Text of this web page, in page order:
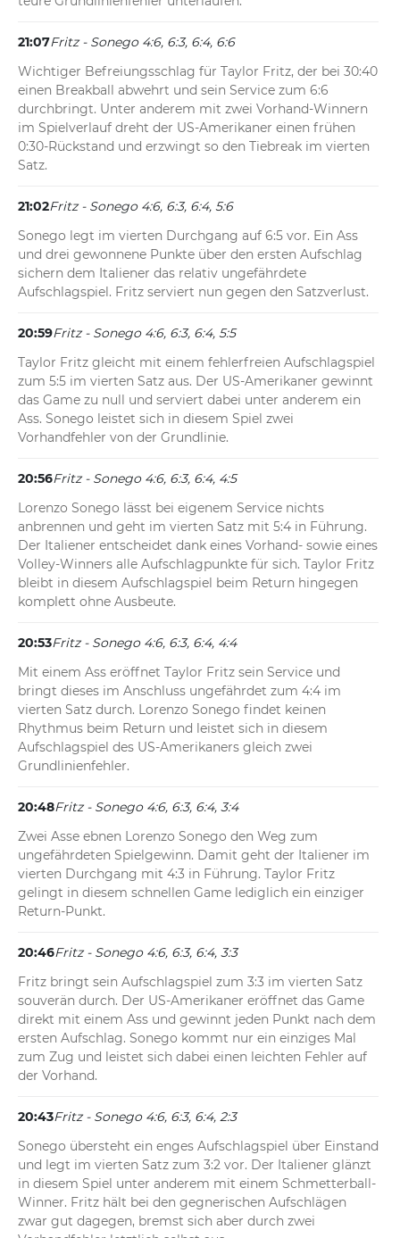
21:07Fritz - Sonego 4:6, 6:3, 6:4, 6:6
Wichtiger Befreiungsschlag für Taylor Fritz, der bei 30:40
einen Breakball abwehrt und sein Service zum 6:6
durchbringt. Unter anderem mit zwei Vorhand-Winnern
im Spielverlauf dreht der US-Amerikaner einen frühen
0:30-Rückstand und erzwingt so den Tiebreak im vierten
Satz.
21:02Fritz - Sonego 4:6, 6:3, 6:4, 5:6
Sonego legt im vierten Durchgang auf 6:5 vor. Ein Ass
und drei gewonnene Punkte über den ersten Aufschlag
sichern dem Italiener das relativ ungefährdete
Aufschlagspiel. Fritz serviert nun gegen den Satzverlust.
20:59Fritz - Sonego 4:6, 6:3, 6:4, 5:5
Taylor Fritz gleicht mit einem fehlerfreien Aufschlagspiel
zum 5:5 im vierten Satz aus. Der US-Amerikaner gewinnt
das Game zu null und serviert dabei unter anderem ein
Ass. Sonego leistet sich in diesem Spiel zwei
Vorhandfehler von der Grundlinie.
20:56Fritz - Sonego 4:6, 6:3, 6:4, 4:5
Lorenzo Sonego lässt bei eigenem Service nichts
anbrennen und geht im vierten Satz mit 5:4 in Führung.
Der Italiener entscheidet dank eines Vorhand- sowie eines
Volley-Winners alle Aufschlagpunkte für sich. Taylor Fritz
bleibt in diesem Aufschlagspiel beim Return hingegen
komplett ohne Ausbeute.
20:53Fritz - Sonego 4:6, 6:3, 6:4, 4:4
Mit einem Ass eröffnet Taylor Fritz sein Service und
bringt dieses im Anschluss ungefährdet zum 4:4 im
vierten Satz durch. Lorenzo Sonego findet keinen
Rhythmus beim Return und leistet sich in diesem
Aufschlagspiel des US-Amerikaners gleich zwei
Grundlinienfehler.
20:48Fritz - Sonego 4:6, 6:3, 6:4, 3:4
Zwei Asse ebnen Lorenzo Sonego den Weg zum
ungefährdeten Spielgewinn. Damit geht der Italiener im
vierten Durchgang mit 4:3 in Führung. Taylor Fritz
gelingt in diesem schnellen Game lediglich ein einziger
Return-Punkt.
20:46Fritz - Sonego 4:6, 6:3, 6:4, 3:3
Fritz bringt sein Aufschlagspiel zum 3:3 im vierten Satz
souverän durch. Der US-Amerikaner eröffnet das Game
direkt mit einem Ass und gewinnt jeden Punkt nach dem
ersten Aufschlag. Sonego kommt nur ein einziges Mal
zum Zug und leistet sich dabei einen leichten Fehler auf
der Vorhand.
20:43Fritz - Sonego 4:6, 6:3, 6:4, 2:3
Sonego übersteht ein enges Aufschlagspiel über Einstand
und legt im vierten Satz zum 3:2 vor. Der Italiener glänzt
in diesem Spiel unter anderem mit einem Schmetterball-
Winner. Fritz hält bei den gegnerischen Aufschlägen
zwar gut dagegen, bremst sich aber durch zwei